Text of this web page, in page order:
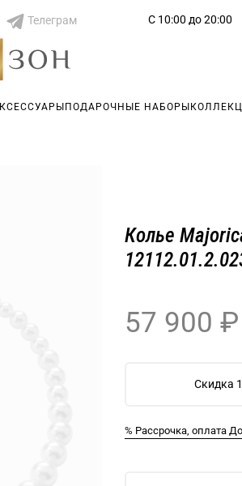
Телеграм С 10:00 до 20:00
ПОДАРОЧНЫЕ НАБОРЫ
Скидка
% Рассрочка, оплата
Колье
57 900 ₽